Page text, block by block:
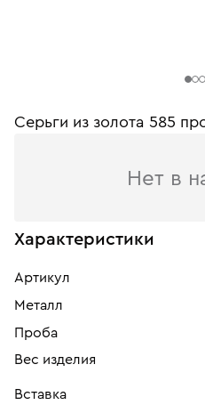
Серьги из золота 585
Нет в
Характеристики
Артикул
Металл
Проба
Вес изделия
Вставка